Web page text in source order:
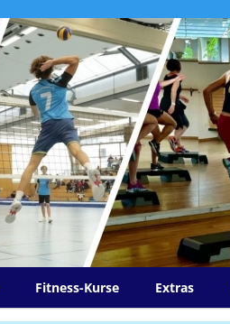
Fitness-Kurse Extras